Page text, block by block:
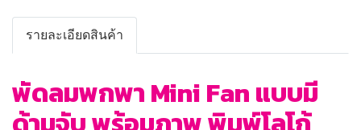
รายละเอียดสินค้า
พัดลมพกพา Mini Fan แบบมี